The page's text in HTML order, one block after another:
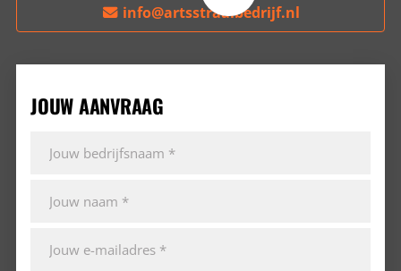
info@artsstraalbedrijf.nl
JOUW AANVRAAG